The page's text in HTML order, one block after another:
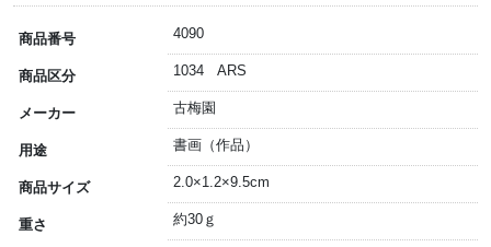
商品番号 4090
商品区分 1034 ARS
メーカー 古梅園
用途 書画（作品）
商品サイズ 2.0×1.2×9.5cm
重さ 約30ｇ